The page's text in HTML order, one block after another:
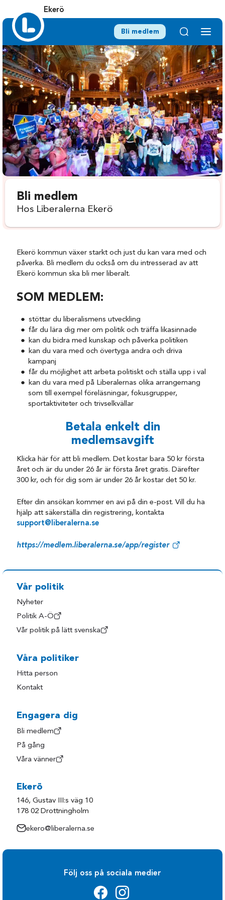
Ekerö
Bli medlem
Bli medlem
Hos Liberalerna Ekerö
Ekerö kommun växer starkt och just du kan vara med och
påverka. Bli medlem du också om du intresserad av att
Ekerö kommun ska bli mer liberalt.
SOM MEDLEM:
stöttar du liberalismens utveckling
får du lära dig mer om politik och träffa likasinnade
kan du bidra med kunskap och påverka politiken
kan du vara med och övertyga andra och driva
kampanj
får du möjlighet att arbeta politiskt och ställa upp i val
kan du vara med på Liberalernas olika arrangemang
som till exempel föreläsningar, fokusgrupper,
sportaktiviteter och trivselkvällar
Betala enkelt din
medlemsavgift
Klicka här för att bli medlem. Det kostar bara 50 kr första
året och är du under 26 år är första året gratis. Därefter
300 kr, och för dig som är under 26 år kostar det 50 kr.
Efter din ansökan kommer en avi på din e-post. Vill du ha
hjälp att säkerställa din registrering, kontakta
support@liberalerna.se
https://medlem.liberalerna.se/app/register
Vår politik
Nyheter
Politik A-Ö
Vår politik på lätt svenska
Våra politiker
Hitta person
Kontakt
Engagera dig
Bli medlem
På gång
Våra vänner
Ekerö
146, Gustav III:s väg 10
178 02 Drottningholm
ekero@liberalerna.se
Följ oss på sociala medier